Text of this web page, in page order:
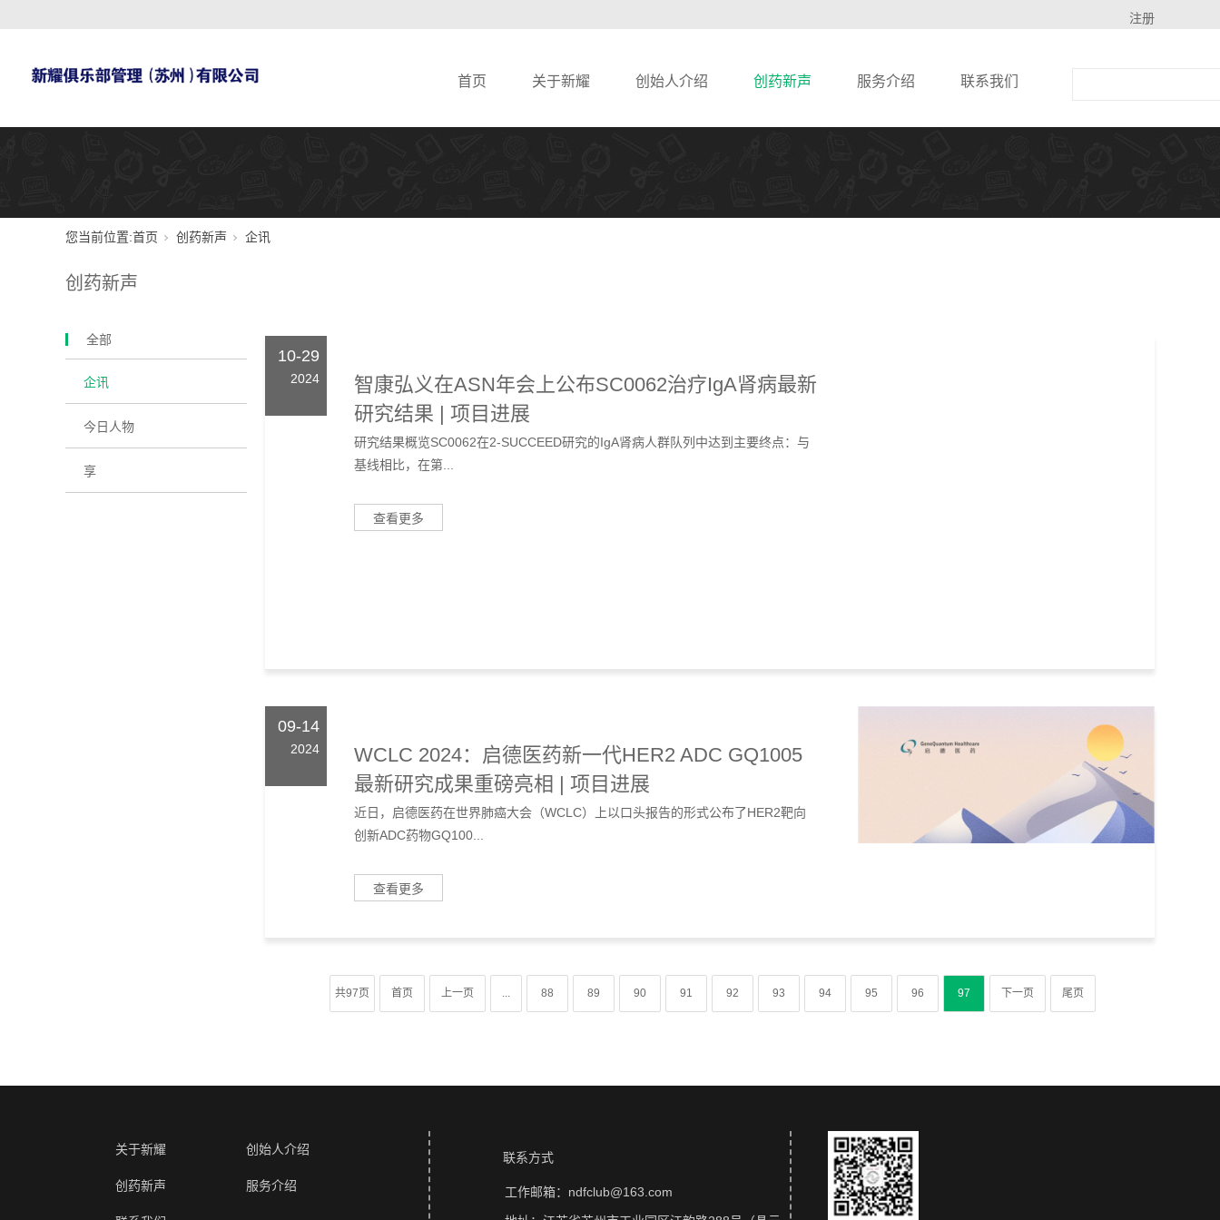
注册
首页 关于新耀 创始人介绍 创药新声 服务介绍 联系我们
您当前位置:首页 创药新声 企讯
创药新声
全部
企讯
今日人物
享
10-29
2024
智康弘义在ASN年会上公布SC0062治疗IgA肾病最新
研究结果 | 项目进展
研究结果概览SC0062在2-SUCCEED研究的IgA肾病人群队列中达到主要终点：与
基线相比，在第...
查看更多
09-14
2024
WCLC 2024：启德医药新一代HER2 ADC GQ1005
最新研究成果重磅亮相 | 项目进展
近日，启德医药在世界肺癌大会（WCLC）上以口头报告的形式公布了HER2靶向
创新ADC药物GQ100...
查看更多
共97页 首页 上一页 88 89 90 91 92 93 94 95 96 97 下一页 尾页
关于新耀 创始人介绍
创药新声 服务介绍 工作邮箱：ndfclub@163.com
联系方式